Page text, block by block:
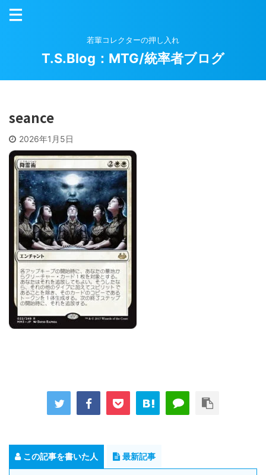
若輩コレクターの押し入れ
T.S.Blog：MTG/統率者ブログ
seance
2026年1月5日
この記事を書いた人 最新記事